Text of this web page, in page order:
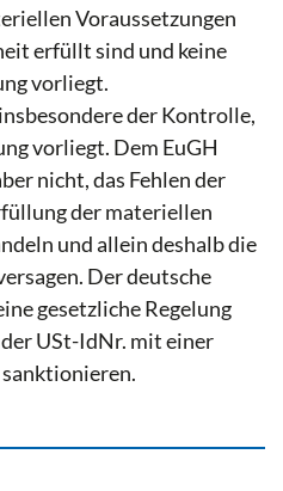
Voraussetzungen
erfüllt sind und keine
vorliegt.
der Kontrolle,
vorliegt. Dem EuGH
nicht, das Fehlen der
der materiellen
und allein deshalb die
Der deutsche
gesetzliche Regelung
USt-IdNr. mit einer